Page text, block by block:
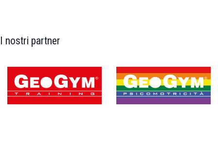
I nostri partner